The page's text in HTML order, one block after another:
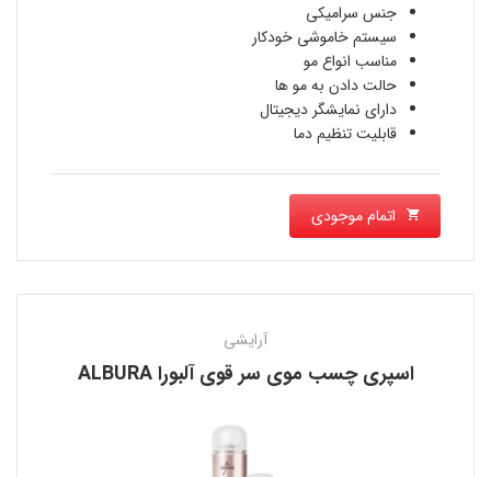
جنس سرامیکی
سيستم خاموشى خودكار
مناسب انواع مو
حالت دادن به مو ها
دارای نمایشگر دیجیتال
قابلیت تنظیم دما
اتمام موجودی
آرایشی
اسپری چسب موی سر قوی آلبورا ALBURA